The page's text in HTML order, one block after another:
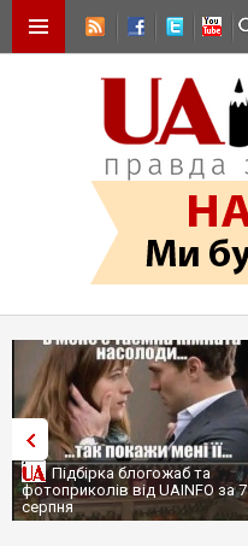
Підбірка блогожаб та
фотоприколів від UAINFO за 7
серпня